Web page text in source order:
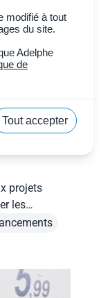
projets
les
!
modifié à tout
du site.
Adelphe
de
Tout accepter